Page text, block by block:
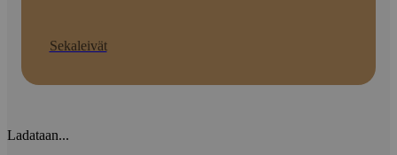
Sekaleivät
Ladataan...